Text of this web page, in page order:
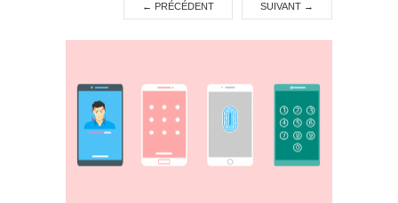
← PRÉCÉDENT SUIVANT →